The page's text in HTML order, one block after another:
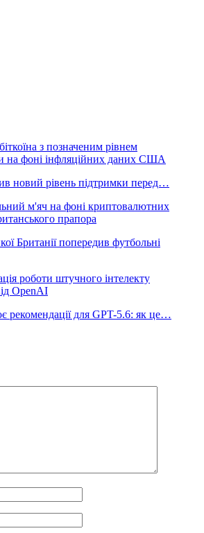
новий рівень підтримки перед…
Британії попередив футбольні
рекомендації для GPT-5.6: як це…